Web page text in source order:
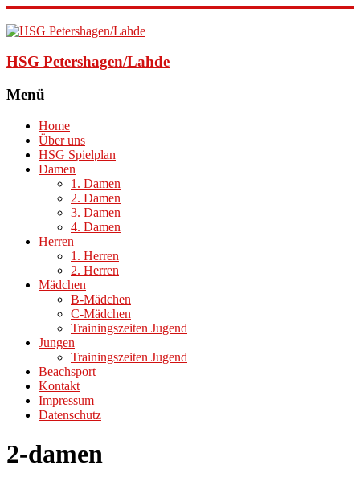
HSG Petershagen/Lahde
Menü
Home
Über uns
HSG Spielplan
Damen
1. Damen
2. Damen
3. Damen
4. Damen
Herren
1. Herren
2. Herren
Mädchen
B-Mädchen
C-Mädchen
Trainingszeiten Jugend
Jungen
Trainingszeiten Jugend
Beachsport
Kontakt
Impressum
Datenschutz
2-damen